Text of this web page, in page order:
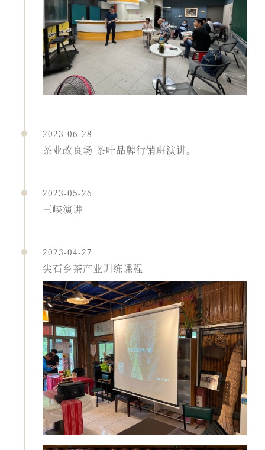
2023-06-28
茶业改良场 茶叶品牌行销班演讲。
2023-05-26
三峡演讲
2023-04-27
尖石乡茶产业训练课程